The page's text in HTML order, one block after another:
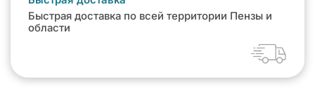
Быстрая доставка по всей территории Пензы и
области